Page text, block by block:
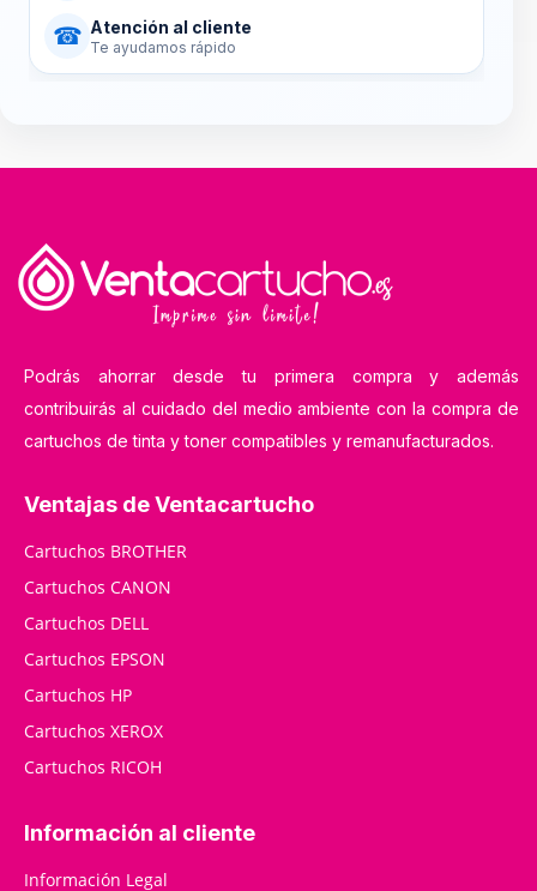
☎ Atención al cliente
Te ayudamos rápido
Podrás ahorrar desde tu primera compra y además
contribuirás al cuidado del medio ambiente con la compra de
cartuchos de tinta y toner compatibles y remanufacturados.
Ventajas de Ventacartucho
Cartuchos BROTHER
Cartuchos CANON
Cartuchos DELL
Cartuchos EPSON
Cartuchos HP
Cartuchos XEROX
Cartuchos RICOH
Información al cliente
Información Legal